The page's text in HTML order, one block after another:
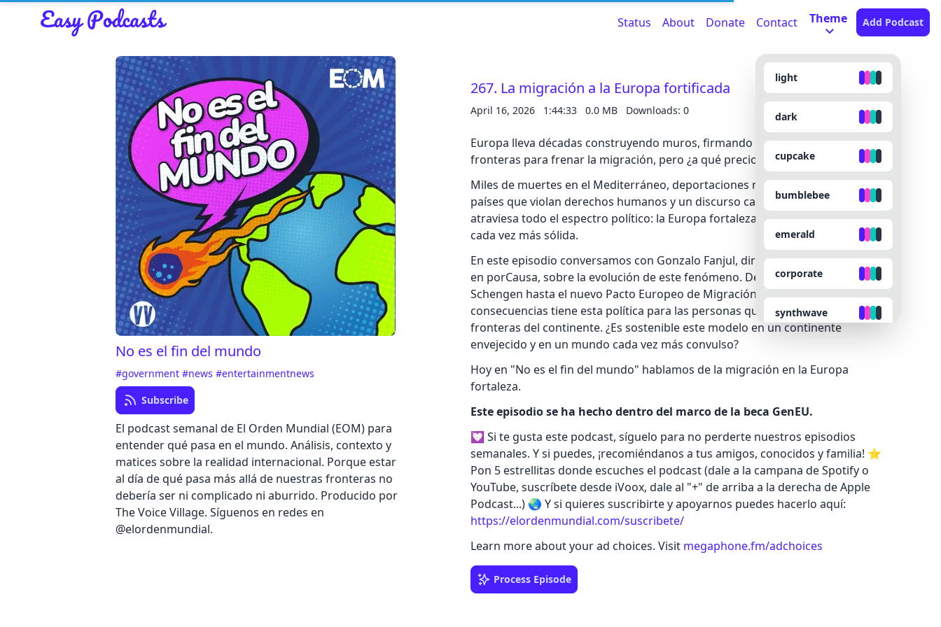
Read about our content policies here
Cancel Save
Status About Donate Contact Theme
light
dark
cupcake
bumblebee
emerald
corporate
synthwave
valentine
halloween
garden
forest
Add Podcast
No es el fin del mundo
#government#news#entertainmentnews
Subscribe
El podcast semanal de El Orden Mundial (EOM) para
entender qué pasa en el mundo. Análisis, contexto y
matices sobre la realidad internacional. Porque estar
al día de qué pasa más allá de nuestras fronteras no
debería ser ni complicado ni aburrido. Producido por
The Voice Village. Síguenos en redes en
@elordenmundial.
Cancel
267. La migración a la Europa fortificada
April 16, 2026 1:44:33 0.0 MB Downloads: 0
Europa lleva décadas construyendo muros, firmando acuerdos y externalizando
fronteras para frenar la migración, pero ¿a qué precio?
Miles de muertes en el Mediterráneo, deportaciones masivas, acuerdos con
países que violan derechos humanos y un discurso cada vez más hostil que
atraviesa todo el espectro político: la Europa fortaleza no es nueva, pero sí es
cada vez más sólida.
En este episodio conversamos con Gonzalo Fanjul, director de investigaciones
en porCausa, sobre la evolución de este fenómeno. Desde el Convenio de
Schengen hasta el nuevo Pacto Europeo de Migración y Asilo, y las
consecuencias tiene esta política para las personas que intentan cruzar las
fronteras del continente. ¿Es sostenible este modelo en un continente
envejecido y en un mundo cada vez más convulso?
Hoy en "No es el fin del mundo" hablamos de la migración en la Europa
fortaleza.
Este episodio se ha hecho dentro del marco de la beca GenEU.
💟 Si te gusta este podcast, síguelo para no perderte nuestros episodios
semanales. Y si puedes, ¡recomiéndanos a tus amigos, conocidos y familia! ⭐️
Pon 5 estrellitas donde escuches el podcast (dale a la campana de Spotify o
YouTube, suscríbete desde iVoox, dale al "+" de arriba a la derecha de Apple
Podcast...) 🌏 Y si quieres suscribirte y apoyarnos puedes hacerlo aquí:
https://elordenmundial.com/suscribete/
Learn more about your ad choices. Visit megaphone.fm/adchoices
Process Episode